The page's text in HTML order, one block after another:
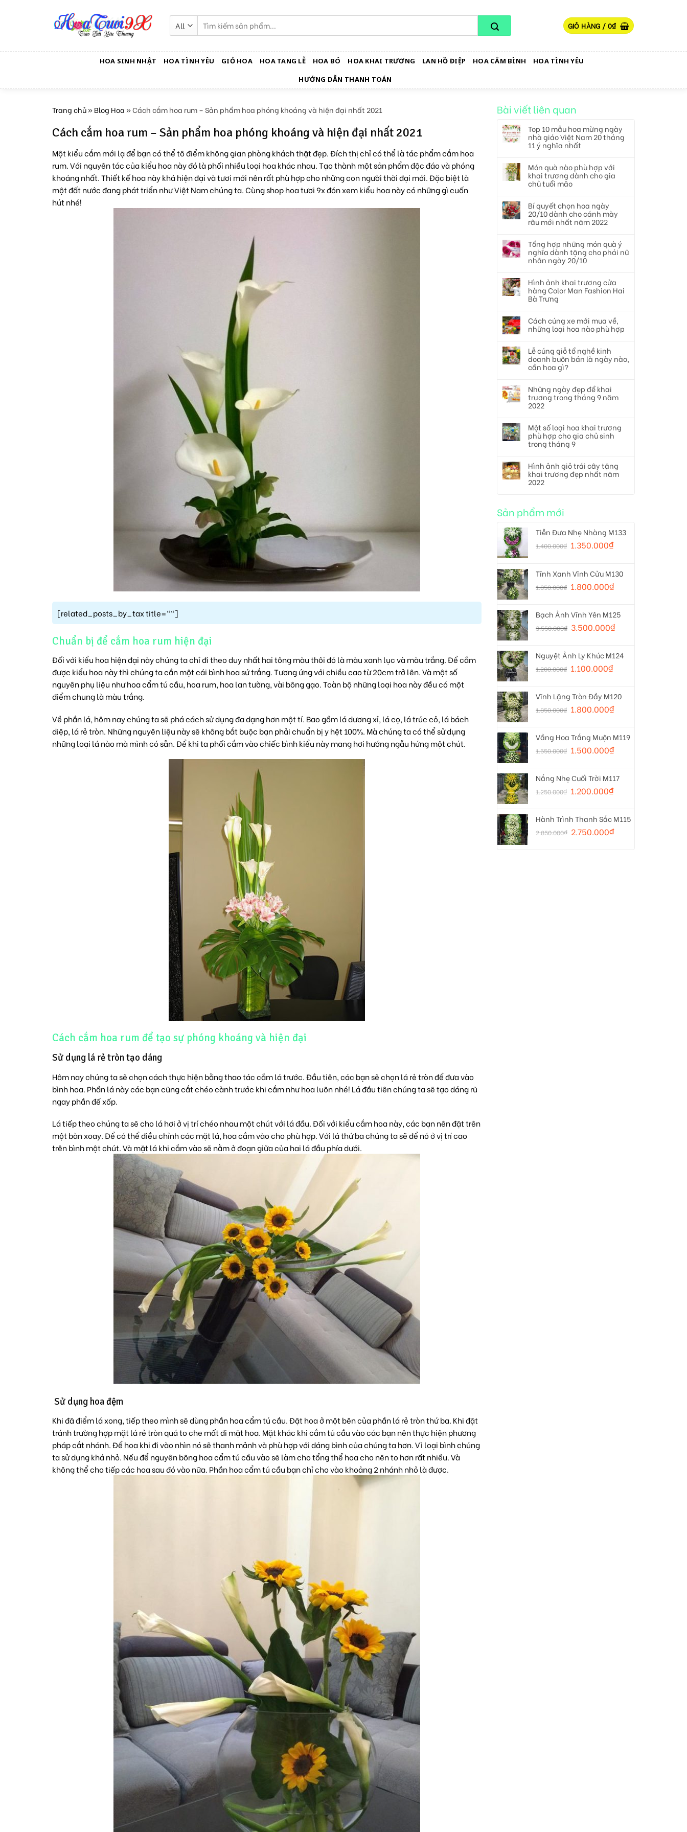
kiếm:
GIỎ HÀNG / 0₫
HOA SINH NHẬT HOA TÌNH YÊU GIỎ HOA HOA TANG LỄ HOA BÓ HOA KHAI TRƯƠNG LAN HỒ ĐIỆP HOA CẮM BÌNH
HOA TÌNH YÊU
HƯỚNG DẪN THANH TOÁN
Trang chủ»Blog Hoa»Cách cắm hoa rum – Sản phẩm hoa phóng khoáng và hiện đại nhất 2021
Cách cắm hoa rum – Sản phẩm hoa phóng khoáng và hiện đại nhất 2021
Một kiểu cắm mới lạ để bạn có thể tô điểm không gian phòng khách thật đẹp. Đích thị chỉ có thể là tác phẩm cắm hoa
rum. Với nguyên tác của kiểu hoa này đó là phối nhiều loại hoa khác nhau. Tạo thành một sản phẩm độc đáo và phóng
khoáng nhất. Thiết kế hoa này khá hiện đại và tươi mới nên rất phù hợp cho những con người thời đại mới. Đặc biệt là
một đất nước đang phát triển như Việt Nam chúng ta. Cùng shop hoa tươi 9x đón xem kiểu hoa này có những gì cuốn
hút nhé!
[related_posts_by_tax title=""]
Chuẩn bị để cắm hoa rum hiện đại
Đối với kiểu hoa hiện đại này chúng ta chỉ đi theo duy nhất hai tông màu thôi đó là màu xanh lục và màu trắng. Để cắm
được kiểu hoa này thì chúng ta cần một cái bình hoa sứ trắng. Tương ứng với chiều cao từ 20cm trở lên. Và một số
nguyên phụ liệu nhưhoa cẩm tú cầu, hoa rum, hoa lan tường, vài bông gạo. Toàn bộ những loại hoa này đều có một
điểm chung là màu trắng.
Về phần lá, hôm nay chúng ta sẽ phá cách sử dụng đa dạng hơn một tí. Bao gồm lá dương xỉ, lá cọ, lá trúc cỏ, lá bách
diệp, lá rẻ tròn. Những nguyên liệu này sẽ không bắt buộc bạn phải chuẩn bị y hệt 100%. Mà chúng ta có thể sử dụng
những loại lá nào mà mình có sẵn. Để khi ta phối cắm vào chiếc bình kiểu này mang hơi hướng ngẫu hứng một chút.
Cách cắm hoa rum để tạo sự phóng khoáng và hiện đại
Sử dụng lá rẻ tròn tạo dáng
Hôm nay chúng ta sẽ chọn cách thực hiện bằng thao tác cắm lá trước. Đầu tiên, các bạn sẽ chọn lá rẻ tròn để đưa vào
bình hoa. Phần lá này các bạn cũng cắt chéo cành trước khi cắm như hoa luôn nhé! Lá đầu tiên chúng ta sẽ tạo dáng rũ
ngay phần đế xốp.
Lá tiếp theo chúng ta sẽ cho lá hơi ở vị trí chéo nhau một chút với lá đầu. Đối với kiểu cắm hoa này, các bạn nên đặt trên
một bàn xoay. Để có thể điều chỉnh các mặt lá, hoa cắm vào cho phù hợp. Với lá thứ ba chúng ta sẽ để nó ở vị trí cao
trên bình một chút. Và mặt lá khi cắm vào sẽ nằm ở đoạn giữa của hai lá đầu phía dưới.
Sử dụng hoa đệm
Khi đã điểm lá xong, tiếp theo mình sẽ dùng phần hoa cẩm tú cầu. Đặt hoa ở một bên của phần lá rẻ tròn thứ ba. Khi đặt
tránh trường hợp mặt lá rẻ tròn quá to che mất đi mặt hoa. Mặt khác khi cắm tú cầu vào các bạn nên thực hiện phương
pháp cắt nhánh. Để hoa khi đi vào nhìn nó sẽ thanh mảnh và phù hợp với dáng bình của chúng ta hơn. Vì loại bình chúng
ta sử dụng khá nhỏ. Nếu để nguyên bông hoa cẩm tú cầu vào sẽ làm cho tổng thể hoa cho nên to hơn rất nhiều. Và
không thể cho tiếp các hoa sau đó vào nữa. Phần hoa cẩm tú cầu bạn chỉ cho vào khoảng 2 nhánh nhỏ là được.
Bài viết liên quan
Top 10 mẫu hoa mừng ngày
nhà giáo Việt Nam 20 tháng
11 ý nghĩa nhất
Món quà nào phù hợp với
khai trương dành cho gia
chủ tuổi mão
Bí quyết chọn hoa ngày
20/10 dành cho cánh mày
râu mới nhất năm 2022
Tổng hợp những món quà ý
nghĩa dành tặng cho phái nữ
nhân ngày 20/10
Hình ảnh khai trương cửa
hàng Color Man Fashion Hai
Bà Trưng
Cách cúng xe mới mua về,
những loại hoa nào phù hợp
Lễ cúng giỗ tổ nghề kinh
doanh buôn bán là ngày nào,
cần hoa gì?
Những ngày đẹp để khai
trương trong tháng 9 năm
2022
Một số loại hoa khai trương
phù hợp cho gia chủ sinh
trong tháng 9
Hình ảnh giỏ trái cây tặng
khai trương đẹp nhất năm
2022
Sản phẩm mới
Tiễn Đưa Nhẹ Nhàng M133
1.400.000₫ 1.350.000₫
Tĩnh Xanh Vĩnh Cửu M130
1.850.000₫ 1.800.000₫
Bạch Ảnh Vĩnh Yên M125
3.550.000₫ 3.500.000₫
Nguyệt Ảnh Ly Khúc M124
1.200.000₫ 1.100.000₫
Vĩnh Lặng Tròn Đầy M120
1.850.000₫ 1.800.000₫
Vầng Hoa Trắng Muộn M119
1.550.000₫ 1.500.000₫
Nắng Nhẹ Cuối Trời M117
1.250.000₫ 1.200.000₫
Hành Trình Thanh Sắc M115
2.850.000₫ 2.750.000₫